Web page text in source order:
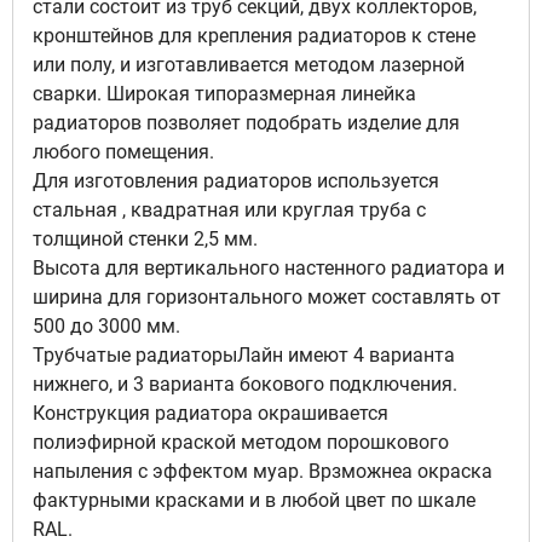
7
Цвет звездное небо, Подключение
боковое 1/2 правое подключение
56 315 руб
Доступно под заказ
8
Цвет звездное небо, Подключение
боковое 1/2 левое подключение
56 315 руб
Доступно под заказ
9
Цвет звездное небо, Подключение
нижнее подключение
60 821 руб
стали состоит из труб секций, двух коллекторов,
кронштейнов для крепления радиаторов к стене
или полу, и изготавливается методом лазерной
сварки. Широкая типоразмерная линейка
радиаторов позволяет подобрать изделие для
любого помещения.
Для изготовления радиаторов используется
стальная , квадратная или круглая труба с
толщиной стенки 2,5 мм.
Высота для вертикального настенного радиатора и
ширина для горизонтального может составлять от
500 до 3000 мм.
Трубчатые радиаторыЛайн имеют 4 варианта
нижнего, и 3 варианта бокового подключения.
Конструкция радиатора окрашивается
полиэфирной краской методом порошкового
напыления с эффектом муар. Врзможнеа окраска
фактурными красками и в любой цвет по шкале
RAL.